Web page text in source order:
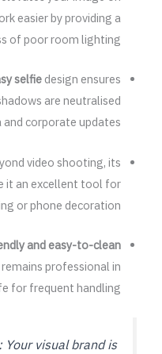
easier by providing a
of poor room lighting.
selfie design ensures
are neutralised
corporate updates.
video shooting, its
it an excellent tool for
or phone decoration.
and easy-to-clean
professional in
for frequent handling.
Your visual brand is